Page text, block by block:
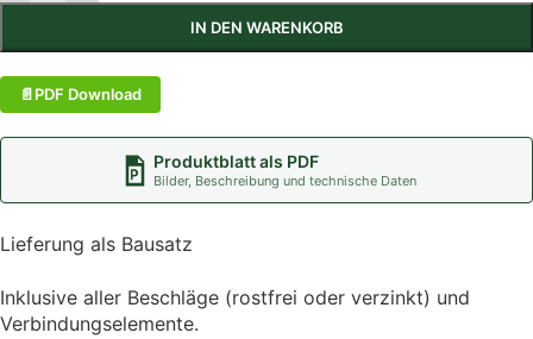
IN DEN WARENKORB
PDF Download
Produktblatt als PDF
Bilder, Beschreibung und technische Daten
Lieferung als Bausatz
Inklusive aller Beschläge (rostfrei oder verzinkt) und
Verbindungselemente.